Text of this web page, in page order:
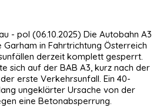
- pol (06.10.2025) Die Autobahn A3
Garham in Fahrtrichtung Österreich
derzeit komplett gesperrt.
sich auf der BAB A3, kurz nach der
erste Verkehrsunfall. Ein 40-
ungeklärter Ursache von der
eine Betonabsperrung.